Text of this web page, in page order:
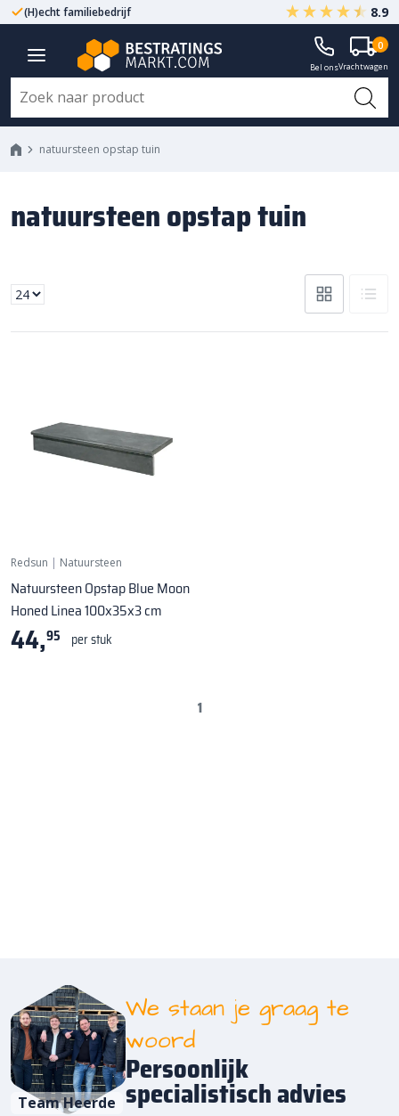
(H)echt familiebedrijf Gegarandeerd A-kwaliteit
8.9
Bel onsVrachtwagen
0
natuursteen opstap tuin
natuursteen opstap tuin
Redsun | Natuursteen
Natuursteen Opstap Blue Moon
Honed Linea 100x35x3 cm
44,95 per stuk
1
Team Heerde
We staan je graag te
woord
Persoonlijk
specialistisch advies